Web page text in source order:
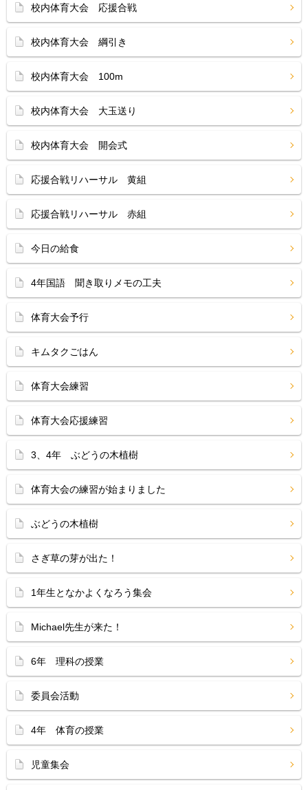
校内体育大会 応援合戦
校内体育大会 綱引き
校内体育大会 100m
校内体育大会 大玉送り
校内体育大会 開会式
応援合戦リハーサル 黄組
応援合戦リハーサル 赤組
今日の給食
4年国語 聞き取りメモの工夫
体育大会予行
キムタクごはん
体育大会練習
体育大会応援練習
3、4年 ぶどうの木植樹
体育大会の練習が始まりました
ぶどうの木植樹
さぎ草の芽が出た！
1年生となかよくなろう集会
Michael先生が来た！
6年 理科の授業
委員会活動
4年 体育の授業
児童集会